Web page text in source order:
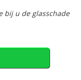
bij u de glasschade